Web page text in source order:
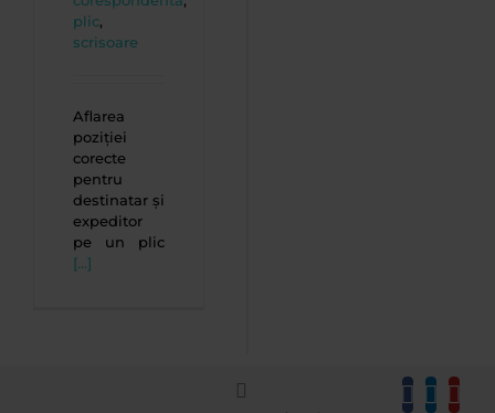
plic,
scrisoare
Aflarea
poziției
corecte
pentru
destinatar și
expeditor
pe un plic
[...]